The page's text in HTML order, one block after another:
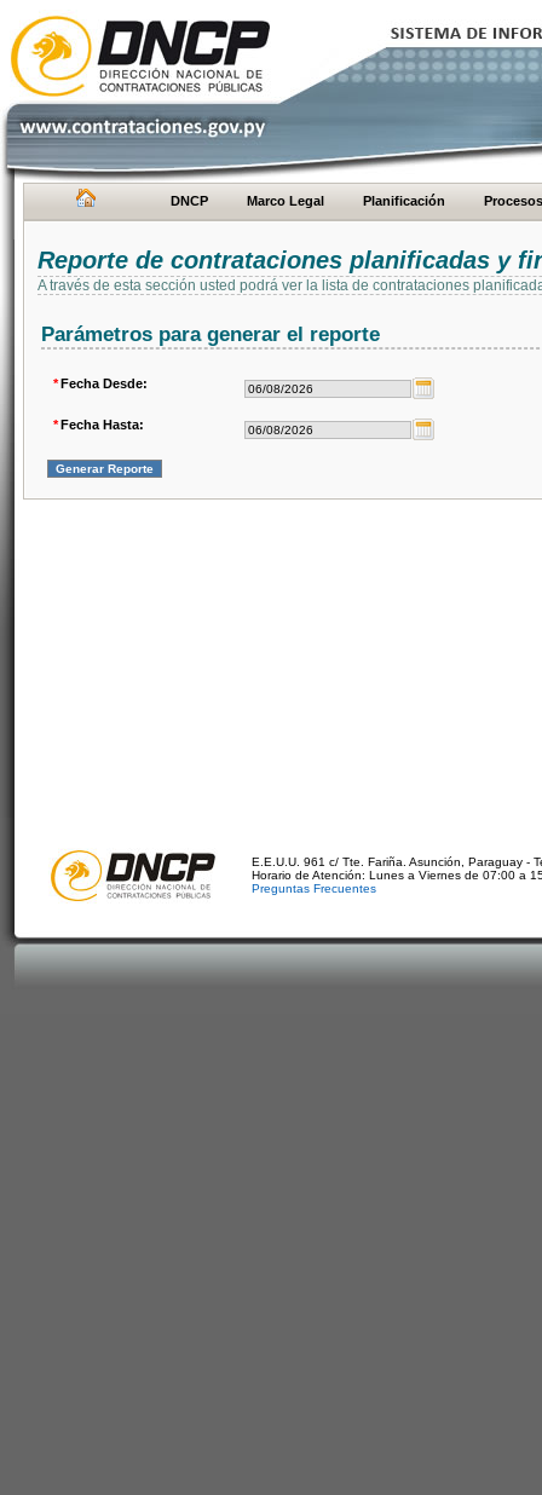
DNCP Marco Legal Planificación Procesos
Reporte de contrataciones planificadas y
A través de esta sección usted podrá ver la lista de contrataciones
Parámetros para generar el reporte
*Fecha Desde:
*Fecha Hasta:
E.E.U.U. 961 c/ Tte. Fariña. Asunción, Paraguay -
Horario de Atención: Lunes a Viernes de 07:00 a
Preguntas Frecuentes